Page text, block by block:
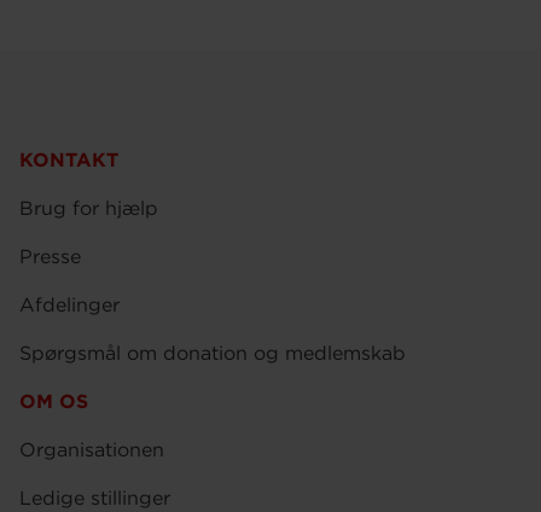
KONTAKT
Brug for hjælp
Presse
Afdelinger
Spørgsmål om donation og medlemskab
OM OS
Organisationen
Ledige stillinger